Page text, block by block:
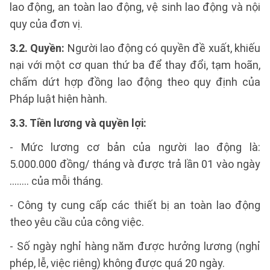
lao động, an toàn lao động, vệ sinh lao động và nội
quy của đơn vị.
3.2. Quyền: Người lao động có quyền đề xuất, khiếu
nại với một cơ quan thứ ba để thay đổi, tạm hoãn,
chấm dứt hợp đồng lao động theo quy định của
Pháp luật hiện hành.
3.3. Tiền lương và quyền lợi:
- Mức lương cơ bản của người lao động là:
5.000.000 đồng/ tháng và được trả lần 01 vào ngày
…….. của mỗi tháng.
- Công ty cung cấp các thiết bị an toàn lao động
theo yêu cầu của công việc.
- Số ngày nghỉ hàng năm được hưởng lương (nghỉ
phép, lễ, việc riêng) không được quá 20 ngày.